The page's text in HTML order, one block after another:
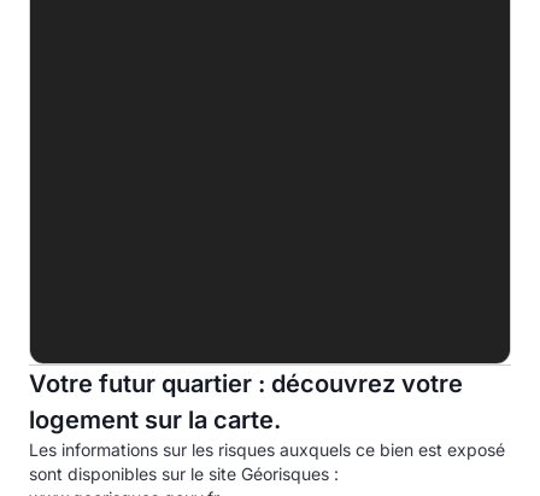
C
D
E
Votre futur quartier : découvrez votre
logement sur la carte.
Les informations sur les risques auxquels ce bien est exposé
sont disponibles sur le site Géorisques :